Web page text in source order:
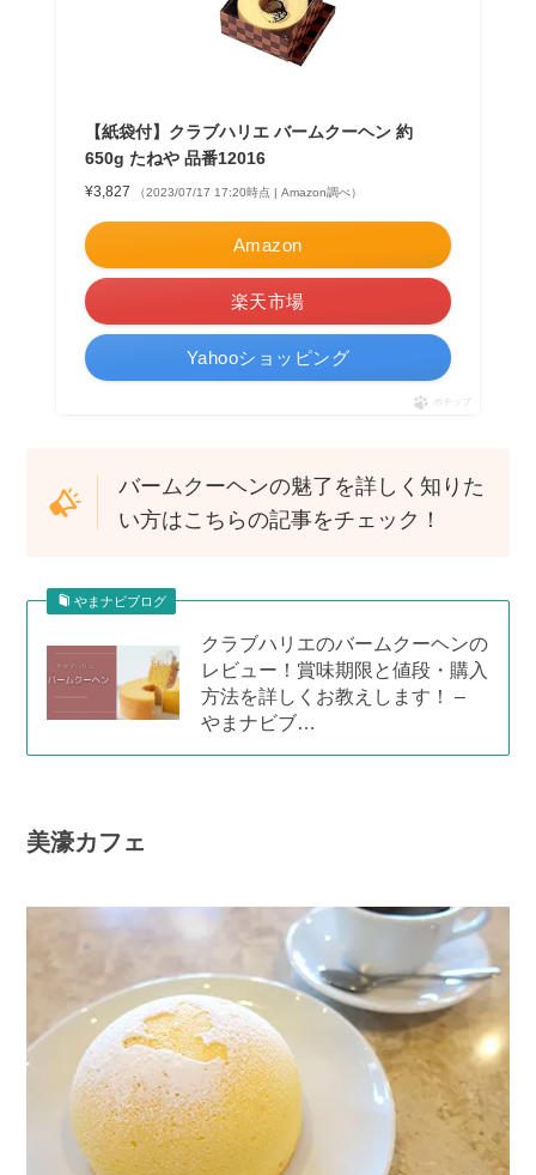
【紙袋付】クラブハリエ バームクーヘン 約
650g たねや 品番12016
¥3,827 （2023/07/17 17:20時点 | Amazon調べ）
Amazon
楽天市場
Yahooショッピング
ポチップ
バームクーヘンの魅了を詳しく知りた
い方はこちらの記事をチェック！
やまナビブログ
クラブハリエのバームクーヘンの
レビュー！賞味期限と値段・購入
方法を詳しくお教えします！ –
やまナビブ…
美濠カフェ